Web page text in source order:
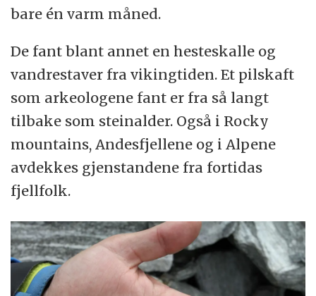
bare én varm måned.
De fant blant annet en hesteskalle og
vandrestaver fra vikingtiden. Et pilskaft
som arkeologene fant er fra så langt
tilbake som steinalder. Også i Rocky
mountains, Andesfjellene og i Alpene
avdekkes gjenstandene fra fortidas
fjellfolk.